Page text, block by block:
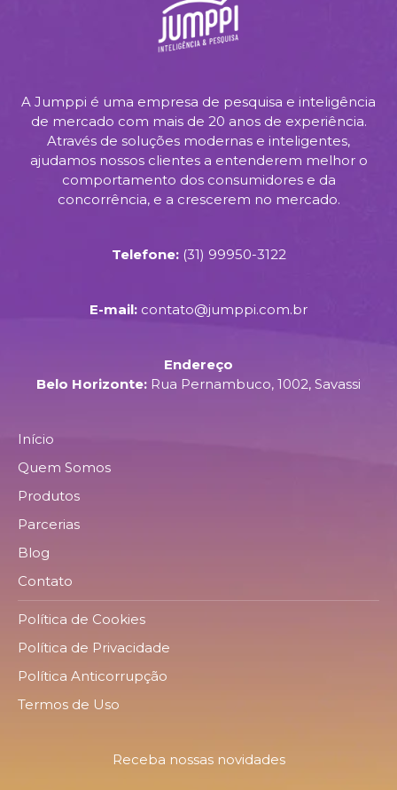
A Jumppi é uma empresa de pesquisa e inteligência
de mercado com mais de 20 anos de experiência.
Através de soluções modernas e inteligentes,
ajudamos nossos clientes a entenderem melhor o
comportamento dos consumidores e da
concorrência, e a crescerem no mercado.
Telefone: (31) 99950-3122
E-mail: contato@jumppi.com.br
Endereço
Belo Horizonte: Rua Pernambuco, 1002, Savassi
Início
Quem Somos
Produtos
Parcerias
Blog
Contato
Política de Cookies
Política de Privacidade
Política Anticorrupção
Termos de Uso
Receba nossas novidades